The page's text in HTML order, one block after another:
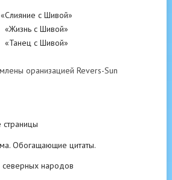
«Слияние с Шивой»
«Жизнь с Шивой»
«Танец с Шивой»
оранизацией Revers-Sun
страницы
Обогащающие цитаты.
народов